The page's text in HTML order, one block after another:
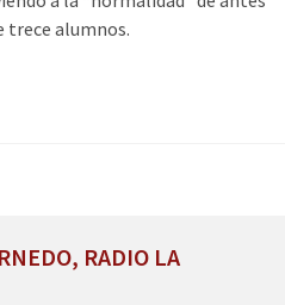
trece alumnos.
RADIO LA